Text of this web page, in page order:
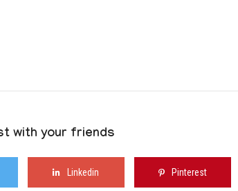
with your friends
Linkedin Pinterest